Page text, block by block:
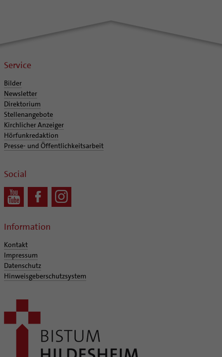
Service
Bilder
Newsletter
Direktorium
Stellenangebote
Kirchlicher Anzeiger
Hörfunkredaktion
Presse- und Öffentlichkeitsarbeit
Social
Information
Kontakt
Impressum
Datenschutz
Hinweisgeberschutzsystem